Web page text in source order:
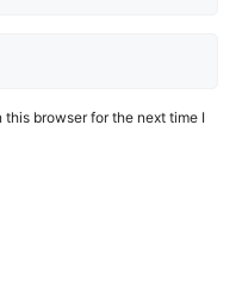
browser for the next time I